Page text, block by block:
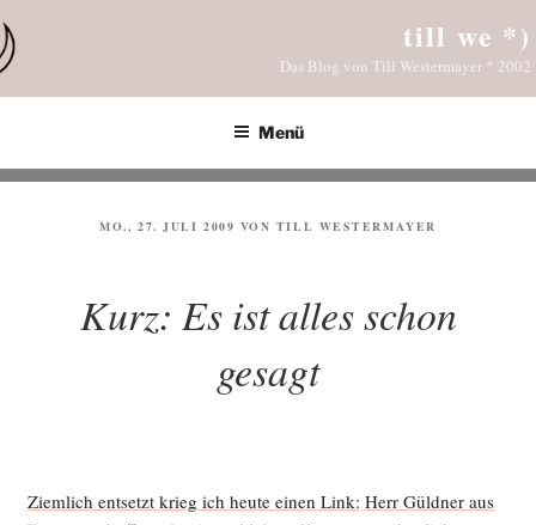
Inhalt
springen
till we *)
Das Blog von Till Westermayer * 2002
Menü
VERÖFFENTLICHT
MO., 27. JULI 2009 VON TILL WESTERMAYER
Kurz: Es ist alles schon
gesagt
Ziem­lich ent­setzt krieg ich heu­te einen Link: Herr Güld­ner aus